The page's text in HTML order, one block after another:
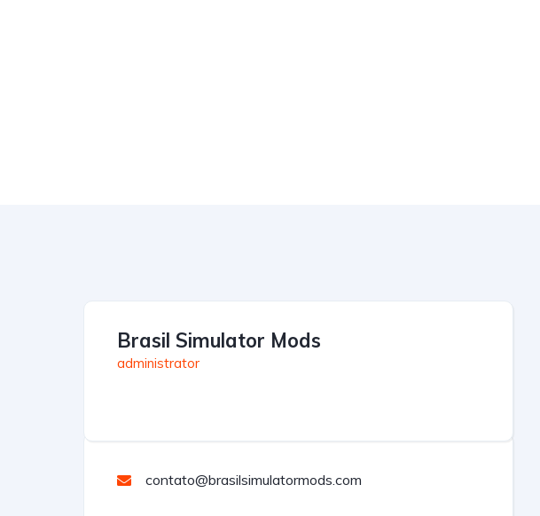
Brasil Simulator Mods
administrator
contato@brasilsimulatormods.com